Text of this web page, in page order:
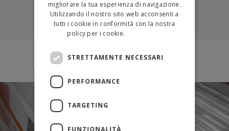
migliorare la tua esperienza di navigazione.
Utilizzando il nostro sito web acconsenti a
tutti i cookie in conformità con la nostra
policy per i cookie.
STRETTAMENTE NECESSARI
PERFORMANCE
TARGETING
FUNZIONALITÀ